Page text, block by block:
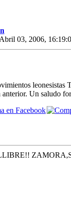
Abril 03, 2006,
anterior. Un saludo